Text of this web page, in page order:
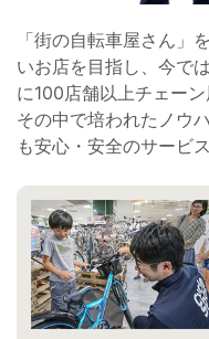
「街の自転車屋さん」
いお店を目指し、今で
に100店舗以上チェーン
その中で培われたノウ
も安心・安全のサービ